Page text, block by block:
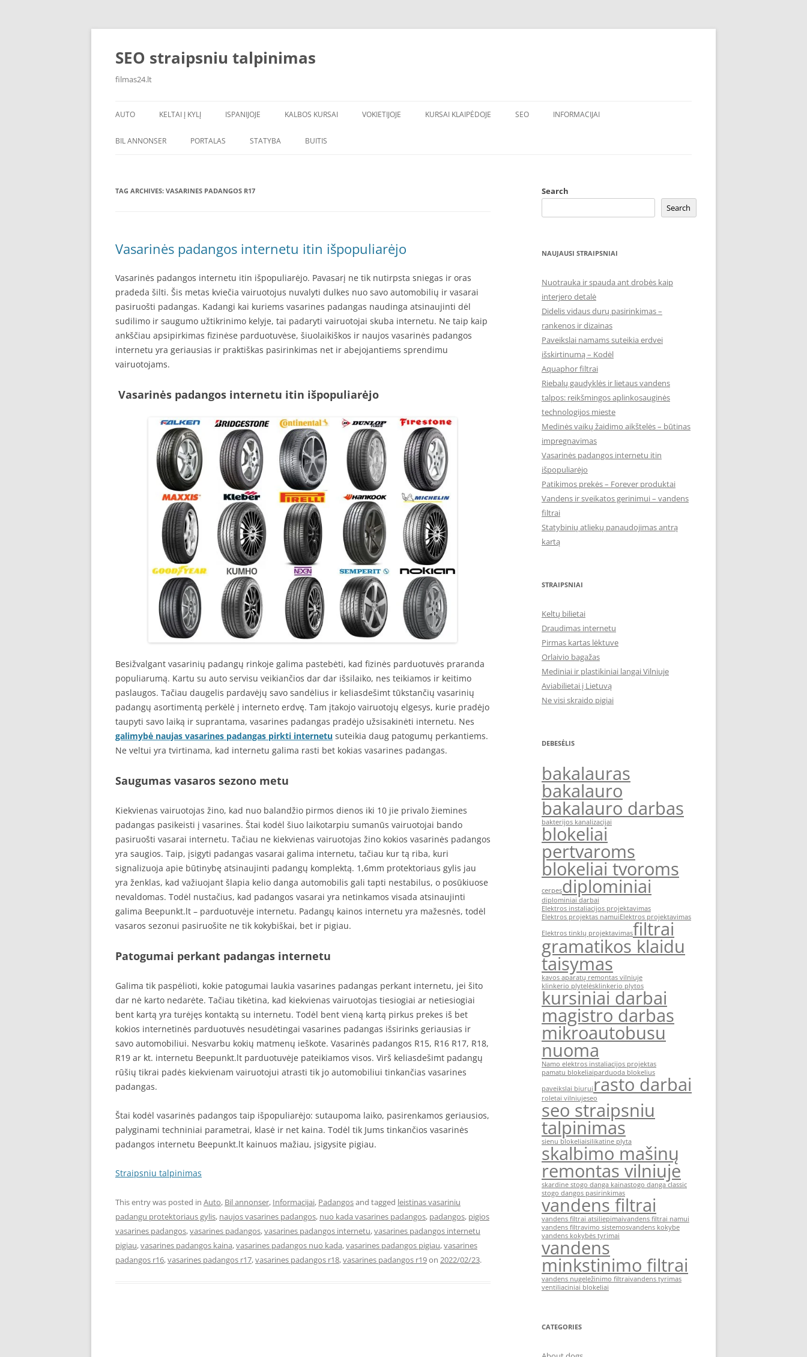
Skip
SEO straipsniu talpinimas
filmas24.lt
AUTO KELTAI Į KYLĮ ISPANIJOJE KALBOS KURSAI VOKIETIJOJE KURSAI KLAIPĖDOJE SEO INFORMACIJAI
BIL ANNONSER PORTALAS STATYBA BUITIS
TAG ARCHIVES: VASARINES PADANGOS R17
Vasarinės padangos internetu itin išpopuliarėjo
Vasarinės padangos internetu itin išpopuliarėjo. Pavasarį ne tik nutirpsta sniegas ir oras
pradeda šilti. Šis metas kviečia vairuotojus nuvalyti dulkes nuo savo automobilių ir vasarai
pasiruošti padangas. Kadangi kai kuriems vasarines padangas naudinga atsinaujinti dėl
sudilimo ir saugumo užtikrinimo kelyje, tai padaryti vairuotojai skuba internetu. Ne taip kaip
ankščiau apsipirkimas fizinėse parduotuvėse, šiuolaikiškos ir naujos vasarinės padangos
internetu yra geriausias ir praktiškas pasirinkimas net ir abejojantiems sprendimu
vairuotojams.
Vasarinės padangos internetu itin išpopuliarėjo
Besižvalgant vasarinių padangų rinkoje galima pastebėti, kad fizinės parduotuvės praranda
populiarumą. Kartu su auto servisu veikiančios dar dar išsilaiko, nes teikiamos ir keitimo
paslaugos. Tačiau daugelis pardavėjų savo sandėlius ir keliasdešimt tūkstančių vasarinių
padangų asortimentą perkėlė į interneto erdvę. Tam įtakojo vairuotojų elgesys, kurie pradėjo
taupyti savo laiką ir suprantama, vasarines padangas pradėjo užsisakinėti internetu. Nes
galimybė naujas vasarines padangas pirkti internetu suteikia daug patogumų perkantiems.
Ne veltui yra tvirtinama, kad internetu galima rasti bet kokias vasarines padangas.
Saugumas vasaros sezono metu
Kiekvienas vairuotojas žino, kad nuo balandžio pirmos dienos iki 10 jie privalo žiemines
padangas pasikeisti į vasarines. Štai kodėl šiuo laikotarpiu sumanūs vairuotojai bando
pasiruošti vasarai internetu. Tačiau ne kiekvienas vairuotojas žino kokios vasarinės padangos
yra saugios. Taip, įsigyti padangas vasarai galima internetu, tačiau kur tą riba, kuri
signalizuoja apie būtinybę atsinaujinti padangų komplektą. 1,6mm protektoriaus gylis jau
yra ženklas, kad važiuojant šlapia kelio danga automobilis gali tapti nestabilus, o posūkiuose
nevaldomas. Todėl nustačius, kad padangos vasarai yra netinkamos visada atsinaujinti
galima Beepunkt.lt – parduotuvėje internetu. Padangų kainos internetu yra mažesnės, todėl
vasaros sezonui pasiruošite ne tik kokybiškai, bet ir pigiau.
Patogumai perkant padangas internetu
Galima tik paspėlioti, kokie patogumai laukia vasarines padangas perkant internetu, jei šito
dar nė karto nedarėte. Tačiau tikėtina, kad kiekvienas vairuotojas tiesiogiai ar netiesiogiai
bent kartą yra turėjęs kontaktą su internetu. Todėl bent vieną kartą pirkus prekes iš bet
kokios internetinės parduotuvės nesudėtingai vasarines padangas išsirinks geriausias ir
savo automobiliui. Nesvarbu kokių matmenų ieškote. Vasarinės padangos R15, R16 R17, R18,
R19 ar kt. internetu Beepunkt.lt parduotuvėje pateikiamos visos. Virš keliasdešimt padangų
rūšių tikrai padės kiekvienam vairuotojui atrasti tik jo automobiliui tinkančias vasarines
padangas.
Štai kodėl vasarinės padangos taip išpopuliarėjo: sutaupoma laiko, pasirenkamos geriausios,
palyginami techniniai parametrai, klasė ir net kaina. Todėl tik Jums tinkančios vasarinės
padangos internetu Beepunkt.lt kainuos mažiau, įsigysite pigiau.
Straipsniu talpinimas
This entry was posted in Auto, Bil annonser, Informacijai, Padangosand tagged leistinas vasariniu
padangu protektoriaus gylis, naujos vasarines padangos, nuo kada vasarines padangos, padangos, pigios
vasarines padangos,vasarines padangos,vasarines padangos internetu,vasarines padangos internetu
pigiau,vasarines padangos kaina,vasarines padangos nuo kada,vasarines padangos pigiau,vasarines
padangos r16,vasarines padangos r17,vasarines padangos r18,vasarines padangos r19on 2022/02/23.
Search
Search
NAUJAUSI STRAIPSNIAI
Nuotrauka ir spauda ant drobės kaip
interjero detalė
Didelis vidaus durų pasirinkimas –
rankenos ir dizainas
Paveikslai namams suteikia erdvei
išskirtinumą – Kodėl
Aquaphor filtrai
Riebalų gaudyklės ir lietaus vandens
talpos: reikšmingos aplinkosauginės
technologijos mieste
Medinės vaikų žaidimo aikštelės – būtinas
impregnavimas
Vasarinės padangos internetu itin
išpopuliarėjo
Patikimos prekės – Forever produktai
Vandens ir sveikatos gerinimui – vandens
filtrai
Statybinių atliekų panaudojimas antrą
kartą
STRAIPSNIAI
Keltų bilietai
Draudimas internetu
Pirmas kartas lėktuve
Orlaivio bagažas
Mediniai ir plastikiniai langai Vilniuje
Aviabilietai į Lietuvą
Ne visi skraido pigiai
DEBESĖLIS
bakalauras
bakalauro
bakalauro darbas
bakterijos kanalizacijai
blokeliai
pertvaroms
blokeliai tvoroms
cerpesdiplominiai
diplominiai darbai
Elektros instaliacijos projektavimas
Elektros projektas namuiElektros projektavimas
Elektros tinklų projektavimasfiltrai
gramatikos klaidu
taisymas
kavos aparatų remontas vilniuje
klinkerio plytelėsklinkerio plytos
kursiniai darbai
magistro darbas
mikroautobusu
nuoma
Namo elektros instaliacijos projektas
pamatu blokeliaiparduoda blokelius
paveikslai biurui rasto darbai
roletai vilniujeseo
seo straipsniu
talpinimas
sienu blokeliaisilikatine plyta
skalbimo mašinų
remontas vilniuje
skardine stogo danga kainastogo danga classic
stogo dangos pasirinkimas
vandens filtrai
vandens filtrai atsiliepimaivandens filtrai namui
vandens filtravimo sistemosvandens kokybe
vandens kokybės tyrimai
vandens
minkstinimo filtrai
vandens nugeležinimo filtraivandens tyrimas
ventiliaciniai blokeliai
CATEGORIES